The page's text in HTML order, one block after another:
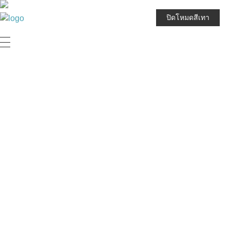
ปิดโหมดสีเทา